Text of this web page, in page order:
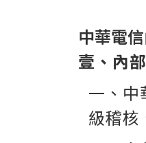
中華電
壹、內
一、 中
級稽核